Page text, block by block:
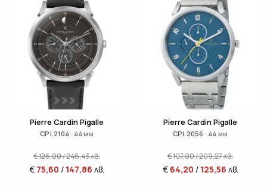
Pierre Cardin Pigalle
CPI.2104 · 44 мм
€126,00/246,43лв.
€ 75,60 / 147,86 лв.
Pierre Cardin Pigalle
CPI.2056 · 44 мм
€107,00/209,27лв.
€ 64,20 / 125,56 лв.